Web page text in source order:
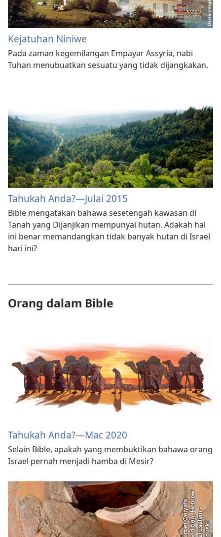
Kejatuhan Niniwe
Pada zaman kegemilangan Empayar Assyria, nabi
Tuhan menubuatkan sesuatu yang tidak dijangkakan.
Tahukah Anda?—Julai 2015
Bible mengatakan bahawa sesetengah kawasan di
Tanah yang Dijanjikan mempunyai hutan. Adakah hal
ini benar memandangkan tidak banyak hutan di Israel
hari ini?
Orang dalam Bible
Tahukah Anda?​—Mac 2020
Selain Bible, apakah yang membuktikan bahawa orang
Israel pernah menjadi hamba di Mesir?